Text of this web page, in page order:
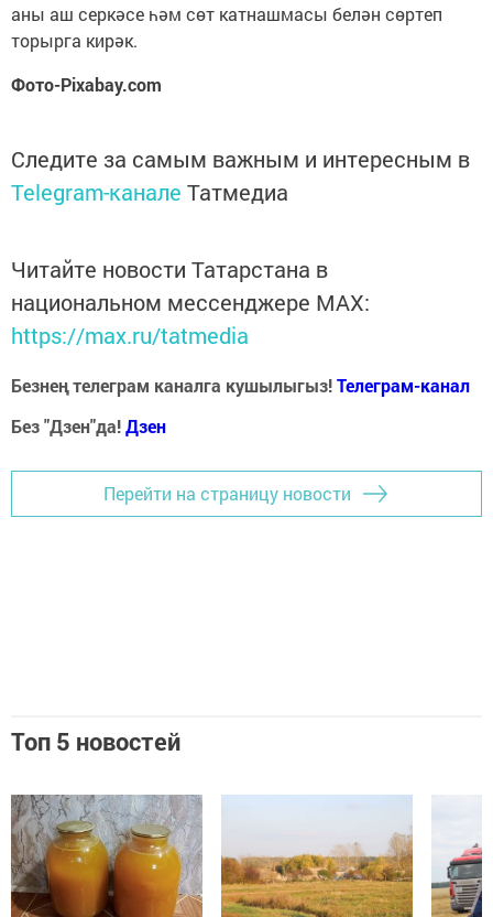
аны аш серкәсе һәм сөт катнашмасы белән сөртеп
торырга кирәк.
Фото-Pixabay.com
Следите за самым важным и интересным в
Telegram-канале Татмедиа
Читайте новости Татарстана в
национальном мессенджере MАХ:
https://max.ru/tatmedia
Безнең телеграм каналга кушылыгыз!Телеграм-канал
Без "Дзен"да!Дзен
Перейти на страницу новости
Топ 5 новостей